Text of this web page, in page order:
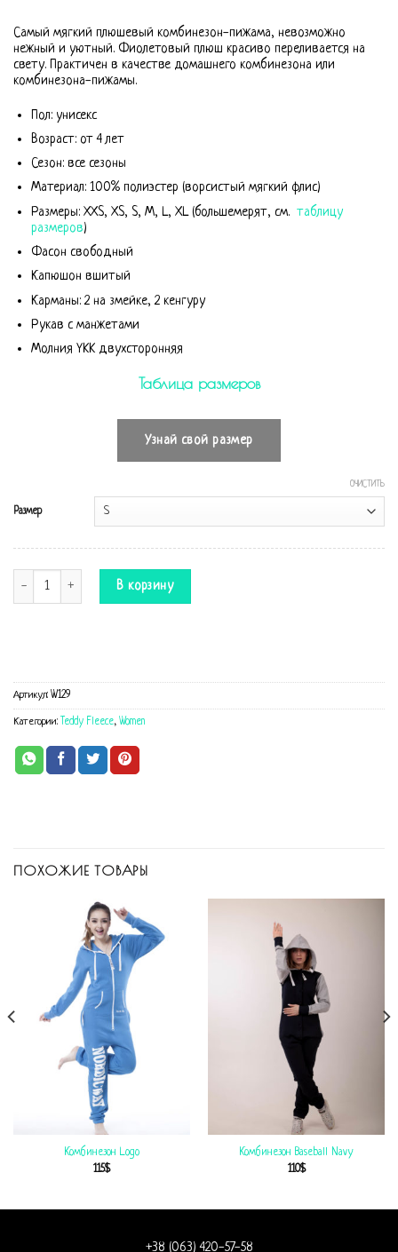
Самый мягкий плюшевый комбинезон-пижама, невозможно
нежный и уютный. Фиолетовый плюш красиво переливается на
свету. Практичен в качестве домашнего комбинезона или
комбинезона-пижамы.
Пол: унисекс
Возраст: от 4 лет
Сезон: все сезоны
Материал: 100% полиэстер (ворсистый мягкий флис)
Размеры: XXS, XS, S, M, L, XL (большемерят, см. таблицу
размеров)
Фасон свободный
Капюшон вшитый
Карманы: 2 на змейке, 2 кенгуру
Рукав с манжетами
Молния YKK двухсторонняя
Таблица размеров
Узнай свой размер
Размер
ОЧИСТИТЬ
Количество Плюшевый комбинезон
В корзину
Артикул: W129
Категории: Teddy Fleece, Women
ПОХОЖИЕ ТОВАРЫ
Комбинезон Logo
115$
Комбинезон Baseball Navy
110$
+38 (063) 420-57-58